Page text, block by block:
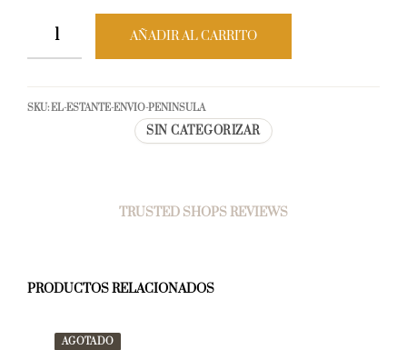
AÑADIR AL CARRITO
SKU:EL-ESTANTE-ENVIO-PENINSULA
SIN CATEGORIZAR
TRUSTED SHOPS REVIEWS
PRODUCTOS RELACIONADOS
AGOTADO